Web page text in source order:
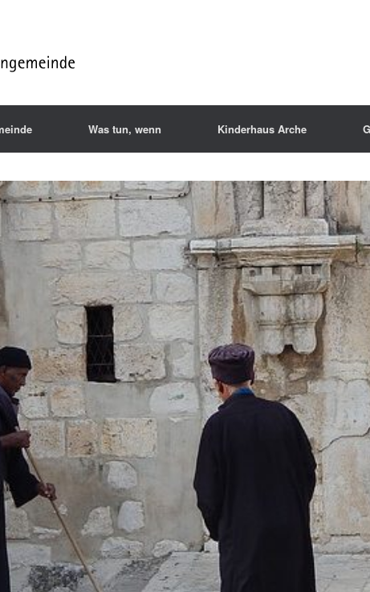
Was tun, wenn Kinderhaus Arche